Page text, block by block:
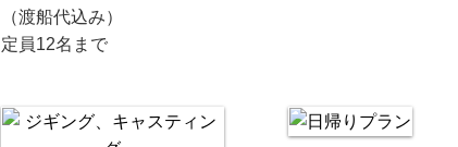
（渡船代込み）
定員12名まで